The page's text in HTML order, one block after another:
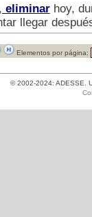
eliminarhoy,
llegar
Elementos por página:
© 2002-2024: ADESSE.